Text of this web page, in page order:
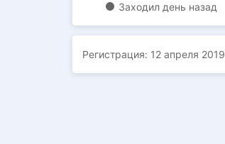
Заходил день назад
Регистрация: 12 апреля 2019